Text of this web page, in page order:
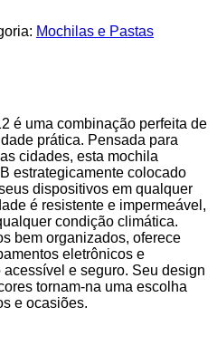
Mochilas e Pastas
é uma combinação perfeita de
prática. Pensada para
cidades, esta mochila
estrategicamente colocado
dispositivos em qualquer
é resistente e impermeável,
condição climática.
bem organizados, oferece
eletrônicos e
e seguro. Seu design
tornam-na uma escolha
e ocasiões.